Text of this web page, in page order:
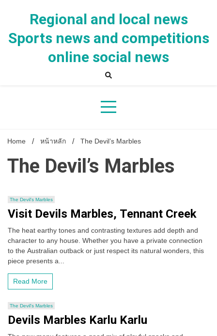
Regional and local news
Sports news and competitions
online social news
Home หน้าหลัก The Devil’s Marbles
The Devil’s Marbles
The Devil's Marbles
Visit Devils Marbles, Tennant Creek
The heat earthy tones and contrasting textures add depth and
character to any house. Whether you have a private connection
to the Australian outback or just respect its natural wonders, this
piece presents a...
Read More
The Devil's Marbles
Devils Marbles Karlu Karlu